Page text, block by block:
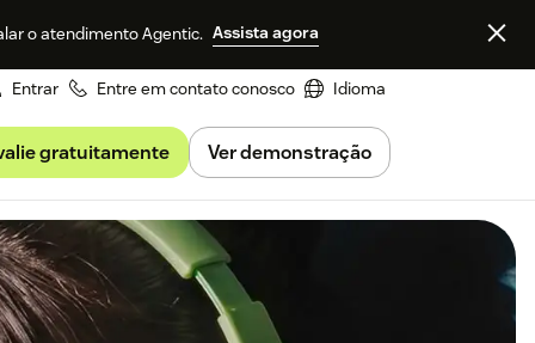
o atendimento Agentic. Assista agora
Entrar Entre em contato conosco Idioma
gratuitamente Ver demonstração